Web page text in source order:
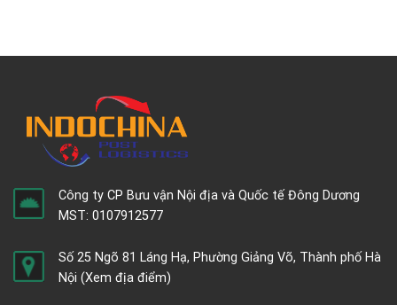
Công ty CP Bưu vận Nội địa và Quốc tế Đông Dương
MST: 0107912577
Số 25 Ngõ 81 Láng Hạ, Phường Giảng Võ, Thành phố Hà
Nội (Xem địa điểm)